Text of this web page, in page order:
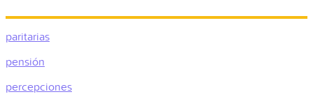
paritarias
pensión
percepciones